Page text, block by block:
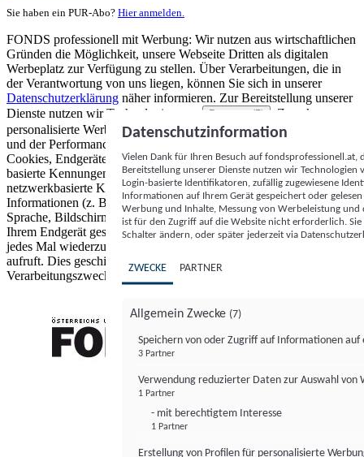
Sie haben ein PUR-Abo? Hier anmelden.
FONDS professionell mit Werbung: Wir nutzen aus wirtschaftlichen
Gründen die Möglichkeit, unsere Webseite Dritten als digitalen
Werbeplatz zur Verfügung zu stellen. Über Verarbeitungen, die in
der Verantwortung von uns liegen, können Sie sich in unserer
Datenschutzerklärung näher informieren. Zur Bereitstellung unserer
Dienste nutzen wir Technologien von
Partnern (5)
. Zwecke:
personalisierte Werbung und Inhalte, Messung von Werbeleistung
und der Performance von Inhalten sowie Zielgruppenforschung.
Cookies, Endgeräte- oder ähnliche Online-Kennungen (z. B. login-
basierte Kennungen, zufällig generierte Kennungen,
netzwerkbasierte Kennungen) können zusammen mit anderen
Informationen (z. B. Browsertyp und Browserinformationen,
Sprache, Bildschirmgröße, unterstützte Technologien usw.) auf
Ihrem Endgerät gespeichert oder von dort ausgelesen werden, um es
jedes Mal wiederzuerkennen, wenn es eine App oder einer Webseite
aufruft. Dies geschieht für einen oder mehrere der hier aufgeführten
Verarbeitungszwecke.
Datenschutzinformation
Vielen Dank für Ihren Besuch auf
Bereitstellung unserer Dienste nutzen wir Technologien
Login-basierte Identifikatoren, zufällig zugewiesene
Informationen auf Ihrem Gerät gespeichert oder
Werbung und Inhalte, Messung von Werbeleistung
ist für den Zugriff auf die Website nicht erforderlich.
Schalter ändern, oder später jederzeit via
ZWECKE PARTNER
Allgemein Zwecke (7)
Speichern von oder Zugriff auf Informationen auf
3 Partner
Verwendung reduzierter Daten zur Auswahl von
1 Partner
- mit berechtigtem Interesse
1 Partner
Erstellung von Profilen für personalisierte
FONDS professionell